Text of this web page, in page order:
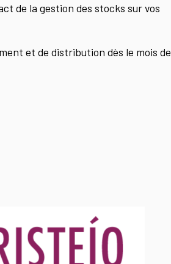
de la gestion des stocks sur vos
et de distribution dès le mois de